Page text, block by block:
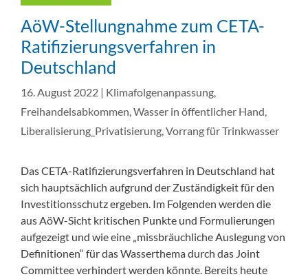
AöW-Stellungnahme zum CETA-
Ratifizierungsverfahren in
Deutschland
16. August 2022 | Klimafolgenanpassung,
Freihandelsabkommen,Wasser in öffentlicher Hand,
Liberalisierung_Privatisierung,Vorrang für Trinkwasser
Das CETA-Ratifizierungsverfahren in Deutschland hat
sich hauptsächlich aufgrund der Zuständigkeit für den
Investitionsschutz ergeben. Im Folgenden werden die
aus AöW-Sicht kritischen Punkte und Formulierungen
aufgezeigt und wie eine „missbräuchliche Auslegung von
Definitionen“ für das Wasserthema durch das Joint
Committee verhindert werden könnte. Bereits heute